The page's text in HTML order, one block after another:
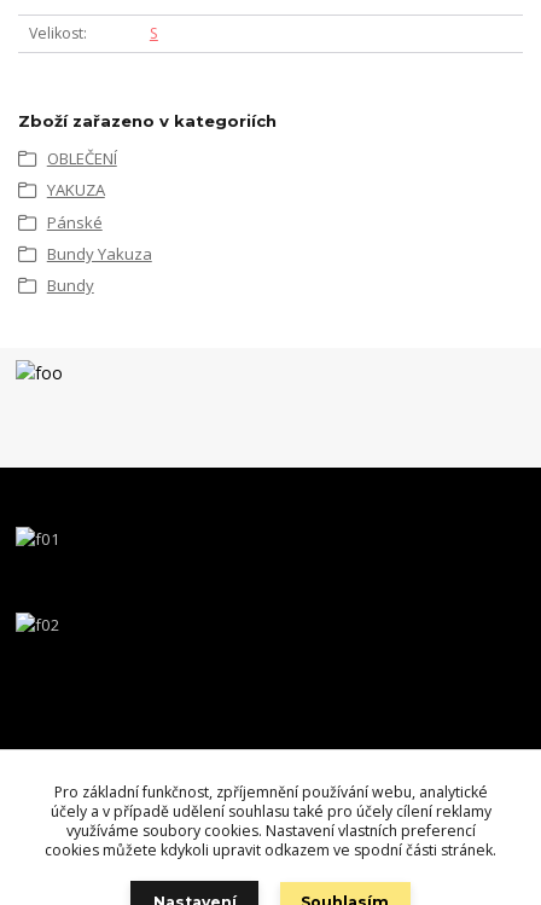
Velikost S
Zboží zařazeno v kategoriích
OBLEČENÍ
YAKUZA
Pánské
Bundy Yakuza
Bundy
Pro základní funkčnost, zpříjemnění používání webu, analytické
účely a v případě udělení souhlasu také pro účely cílení reklamy
využíváme soubory cookies. Nastavení vlastních preferencí
cookies můžete kdykoli upravit odkazem ve spodní části stránek.